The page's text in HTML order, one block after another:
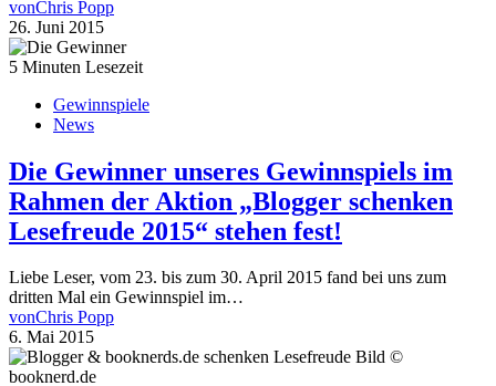
vonChris Popp
26. Juni 2015
5 Minuten Lesezeit
Gewinnspiele
News
Die Gewinner unseres Gewinnspiels im
Rahmen der Aktion „Blogger schenken
Lesefreude 2015“ stehen fest!
Liebe Leser, vom 23. bis zum 30. April 2015 fand bei uns zum
dritten Mal ein Gewinnspiel im…
vonChris Popp
6. Mai 2015